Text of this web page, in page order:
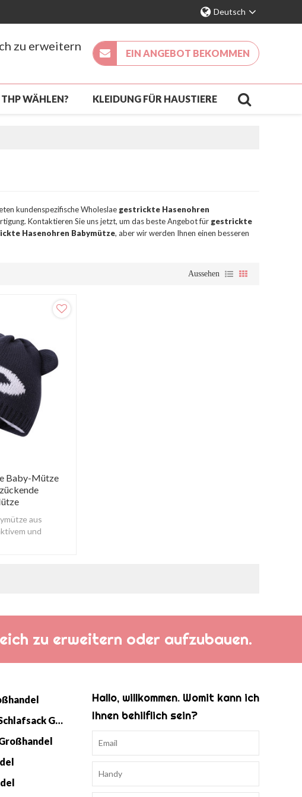
Deutsch
zu erweitern
EIN ANGEBOT BEKOMMEN
WÄHLEN? KLEIDUNG FÜR HAUSTIERE
kundenspezifische Wholeslae gestrickte Hasenohren
Kontaktieren Sie uns jetzt, um das beste Angebot für gestrickte
Hasenohren Babymütze, aber wir werden Ihnen einen besseren
Aussehen
Baby-Mütze
aus
und
zu erweitern oder aufzubauen.
Baby Strick Swaddle Schlafsack Großhandel
Hallo, willkommen. Womit kann ich
Ihnen behilflich sein?